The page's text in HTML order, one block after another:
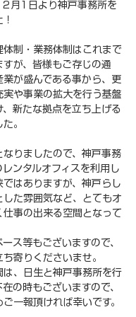
月1日より神戸事務所を
体制・業務体制はこれまで
が、皆様もご存じの通
業が盛んである事から、更
実や事業の拡大を行う基盤
新たな拠点を立ち上げる
。
なりましたので、神戸事務
ンタルオフィスを利用し
ではありますが、神戸らし
した雰囲気など、とてもオ
事の出来る空間となって
ス等もございますので、
寄りくださいませ。
、日生と神戸事務所を行
の時もございますので、
一報頂ければ幸いです。